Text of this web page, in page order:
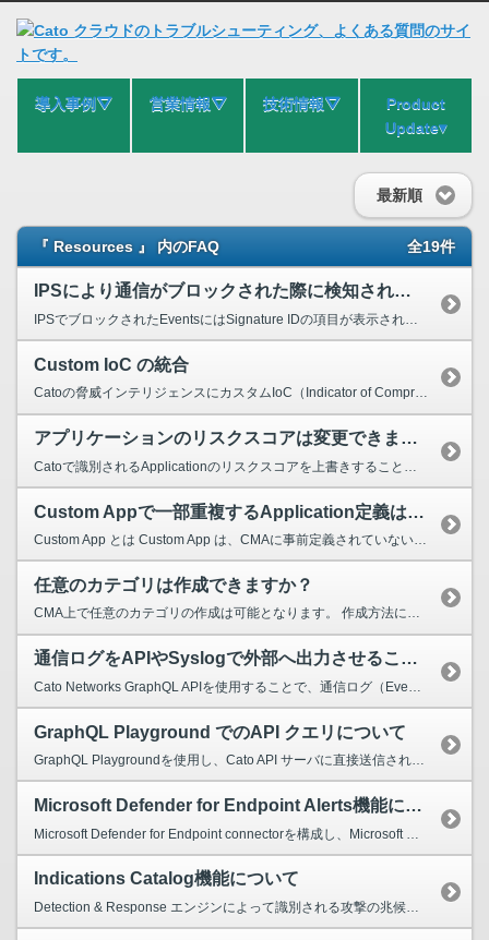
導入事例⛛ 営業情報⛛ 技術情報⛛
Product
Update▾
最新順
『 Resources 』 内のFAQ 全19件
IPSにより通信がブロックされた際に検知された理由を知りたいです。
IPSでブロックされたEventsにはSignature IDの項目が表示されます。 下記の画像例ではブロックした通信をSignature ID：cid_cnc_adupとして分類していること...
Custom IoC の統合
Catoの脅威インテリジェンスにカスタムIoC（Indicator of Compromise）リストを追加することで、 業界や地域に特化したセキュリティ対策が可能になります。 なお、IoC...
アプリケーションのリスクスコアは変更できますか？
Custom Appで一部重複するApplication定義は可能でしょうか？
Custom App とは Custom App は、CMAに事前定義されていない独自のアプリケーションやサービスを追加する機能です。これにより、CMA上でセキュリティやネットワークルール、分...
任意のカテゴリは作成できますか？
CMA上で任意のカテゴリの作成は可能となります。 作成方法については以下に記載しています。 Categoryの作成方法 CMA > Resources > Categories...
通信ログをAPIやSyslogで外部へ出力させることはできますか？
Cato Networks GraphQL APIを使用することで、通信ログ（Eventsログ）や、セキュリティ・ネットワークなどの各機能におけるポリシーを外部へ出力させることが可能です。 た...
GraphQL Playground でのAPI クエリについて
GraphQL Playgroundを使用し、Cato API サーバに直接送信されるAPI クエリを実行でき、 API クエリで接続の問題がある場合、 Playgroundを使用して問題の原...
Microsoft Defender for Endpoint Alerts機能について
Indications Catalog機能について
Detection & Response エンジンによって識別される攻撃の兆候に関する説明と参照情報が含まれています。 "Indication"とは、実際のセキュリティ侵害がまだ確認されて...